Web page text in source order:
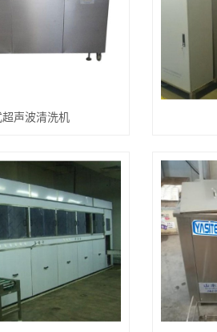
声波清洗机